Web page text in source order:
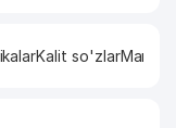
Kalit so'zlarManzil